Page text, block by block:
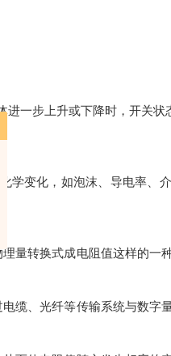
一步上升或下降时，开关状
学变化，如泡沫、导电率、
量转换式成电阻值这样的一
缆、光纤等传输系统与数字